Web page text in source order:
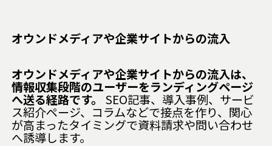
オウンドメディアや企業サイトからの流入
オウンドメディアや企業サイトからの流入は、
情報収集段階のユーザーをランディングページ
へ送る経路です。 SEO記事、導入事例、サービ
ス紹介ページ、コラムなどで接点を作り、関心
が高まったタイミングで資料請求や問い合わせ
へ誘導します。